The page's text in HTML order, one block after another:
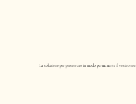
La soluzione per preservare in modo permanente il vostro